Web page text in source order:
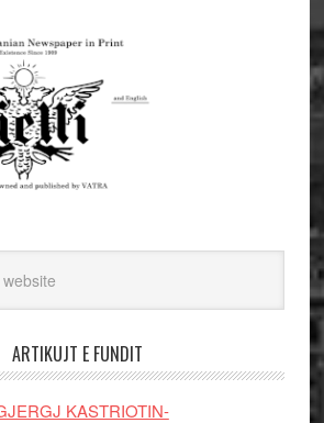
ARTIKUJT E FUNDIT
KASTRIOTIN-